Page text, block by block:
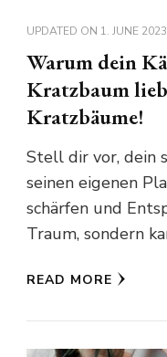
UPDATED ON 1. JUNE 2023
Warum dein
Kratzbaum
Kratzbäume!
Stell dir vor, dein
seinen eigenen
schärfen und
Traum, sondern
READ MORE